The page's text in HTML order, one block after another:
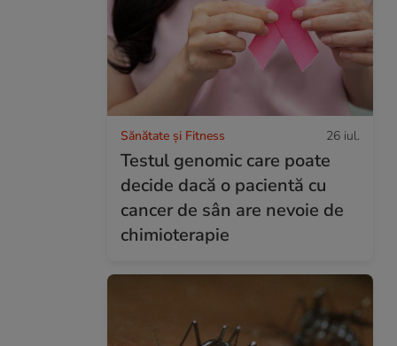
Sănătate și Fitness 26 iul.
Testul genomic care poate
decide dacă o pacientă cu
cancer de sân are nevoie de
chimioterapie